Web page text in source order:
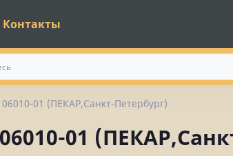
Контакты
01 (ПЕКАР,Санкт-Петербург)
01